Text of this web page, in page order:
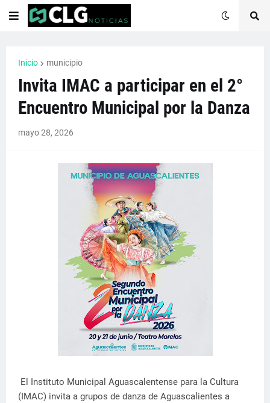
Inicio municipio
Invita IMAC a participar en el 2°
Encuentro Municipal por la Danza
mayo 28, 2026
El Instituto Municipal Aguascalentense para la Cultura
(IMAC) invita a grupos de danza de Aguascalientes a